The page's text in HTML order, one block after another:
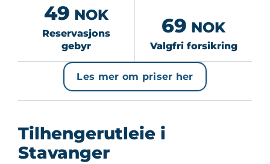
49 NOK
Reservasjons
gebyr
69 NOK
Valgfri forsikring
Les mer om priser her
Tilhengerutleie i
Stavanger